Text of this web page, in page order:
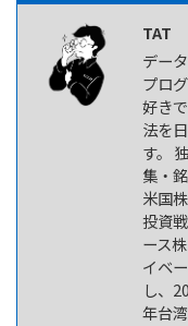
TAT
デー
プロ
好き
法を
す。
集・
米国
投資
ース
イベ
し、
年台